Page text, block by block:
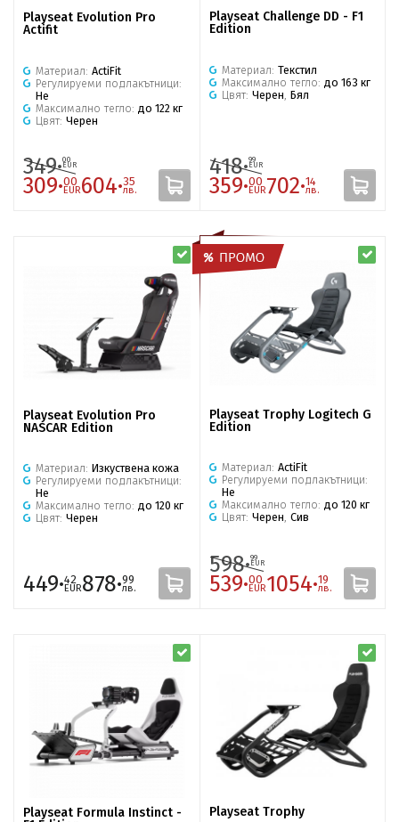
Playseat Evolution Pro
Actifit
Материал: ActiFit
Регулируеми подлакътници:
Не
Максимално тегло: до 122 кг
Цвят: Черен
349·00
EUR
309·00
EUR604·35
лв.
Playseat Challenge DD - F1
Edition
Материал: Текстил
Максимално тегло: до 163 кг
Цвят: Черен Бял
418·99
EUR
359·00
EUR702·14
лв.
Playseat Evolution Pro
NASCAR Edition
Материал: Изкуствена кожа
Регулируеми подлакътници:
Не
Максимално тегло: до 120 кг
Цвят: Черен
449·42
EUR878·99
лв.
Playseat Trophy Logitech G
Edition
Материал: ActiFit
Регулируеми подлакътници:
Не
Максимално тегло: до 120 кг
Цвят: Черен, Сив
598·99
EUR
539·00
EUR1054·19
лв.
Playseat Formula Instinct -
Playseat Trophy